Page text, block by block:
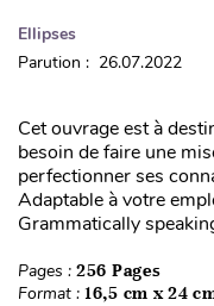
Ellipses
Parution : 26.07.2022
Cet ouvrage est à
besoin de faire une
perfectionner ses
Adaptable à votre
Grammatically
Pages : 256 Pages
Format : 16,5 cm x 24